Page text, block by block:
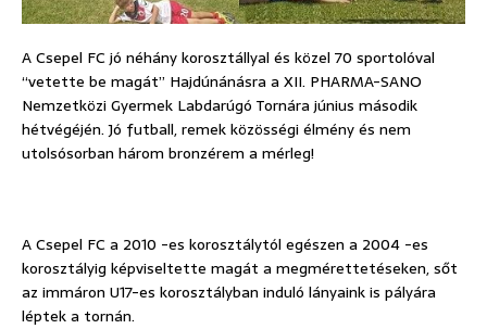
A Csepel FC jó néhány korosztállyal és közel 70 sportolóval
“vetette be magát” Hajdúnánásra a XII. PHARMA-SANO
Nemzetközi Gyermek Labdarúgó Tornára június második
hétvégéjén. Jó futball, remek közösségi élmény és nem
utolsósorban három bronzérem a mérleg!
A Csepel FC a 2010 -es korosztálytól egészen a 2004 -es
korosztályig képviseltette magát a megmérettetéseken, sőt
az immáron U17-es korosztályban induló lányaink is pályára
léptek a tornán.